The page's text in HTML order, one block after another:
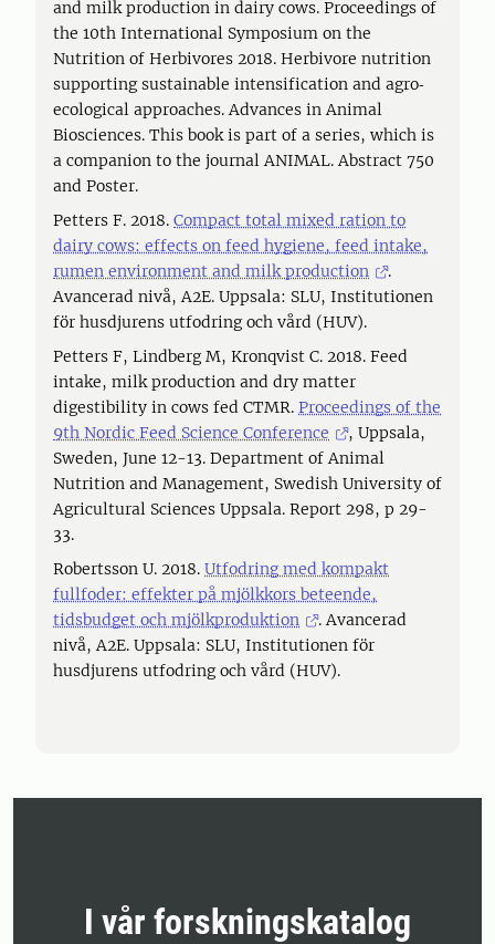
and milk production in dairy cows. Proceedings of
the 10th International Symposium on the
Nutrition of Herbivores 2018. Herbivore nutrition
supporting sustainable intensification and agro‐
ecological approaches. Advances in Animal
Biosciences. This book is part of a series, which is
a companion to the journal ANIMAL. Abstract 750
and Poster.
Petters F. 2018. Compact total mixed ration to
dairy cows: effects on feed hygiene, feed intake,
rumen environment and milk production
.
Avancerad nivå, A2E. Uppsala: SLU, Institutionen
för husdjurens utfodring och vård (HUV).
Petters F, Lindberg M, Kronqvist C. 2018. Feed
intake, milk production and dry matter
digestibility in cows fed CTMR. Proceedings of the
9th Nordic Feed Science Conference
, Uppsala,
Sweden, June 12-13. Department of Animal
Nutrition and Management, Swedish University of
Agricultural Sciences Uppsala. Report 298, p 29-
33.
Robertsson U. 2018. Utfodring med kompakt
fullfoder: effekter på mjölkkors beteende,
tidsbudget och mjölkproduktion
. Avancerad
nivå, A2E. Uppsala: SLU, Institutionen för
husdjurens utfodring och vård (HUV).
I vår forskningskatalog